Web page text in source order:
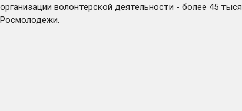
организации волонтерской деятельности - более 45
Росмолодежи.